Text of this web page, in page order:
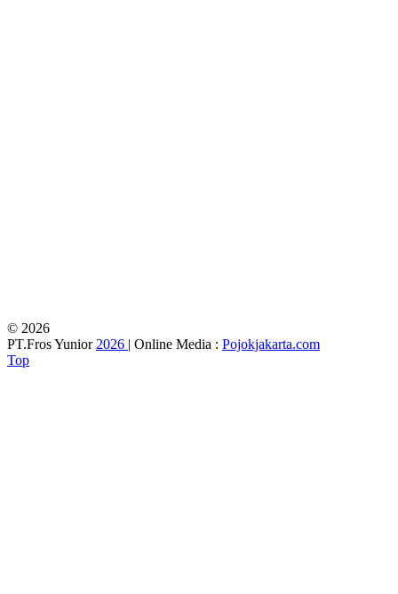
© 2026
PT.Fros Yunior2026 | Online Media : Pojokjakarta.com
Top